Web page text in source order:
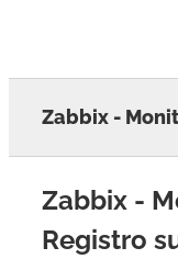
Zabbix -
Zabbix -
Registro